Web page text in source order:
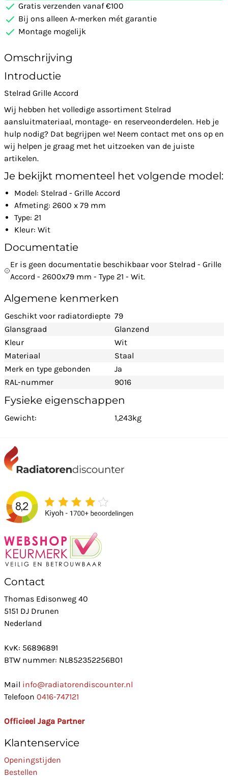
Gratis verzenden vanaf €100
Bij ons alleen A-merken mét garantie
Montage mogelijk
Omschrijving
Introductie
Stelrad Grille Accord
Wij hebben het volledige assortiment Stelrad
aansluitmateriaal, montage- en reserveonderdelen. Heb je
hulp nodig? Dat begrijpen we! Neem contact met ons op en
wij helpen je graag met het uitzoeken van de juiste
artikelen.
Je bekijkt momenteel het volgende model:
Model: Stelrad - Grille Accord
Afmeting: 2600 x 79 mm
Type: 21
Kleur: Wit
Documentatie
Er is geen documentatie beschikbaar voor Stelrad - Grille
Accord - 2600x79 mm - Type 21 - Wit.
Algemene kenmerken
Geschikt voor radiatordiepte 79
Glansgraad
Glanzend
Kleur
Wit
Materiaal
Staal
Merk en type gebonden
Ja
RAL-nummer
9016
Fysieke eigenschappen
Gewicht: 1,243kg
Contact
Thomas Edisonweg 40
5151 DJ Drunen
Nederland
KvK: 56896891
BTW nummer: NL852352256B01
Mail info@radiatorendiscounter.nl
Telefoon 0416-747121
Officieel Jaga Partner
Klantenservice
Openingstijden
Bestellen